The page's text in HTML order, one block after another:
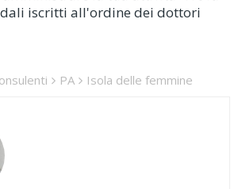
iscritti all'ordine dei dottori
PA Isola delle femmine